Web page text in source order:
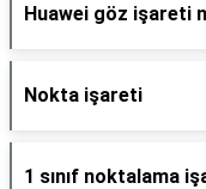
Huawei göz işareti
Nokta işareti
1 sınıf noktalama